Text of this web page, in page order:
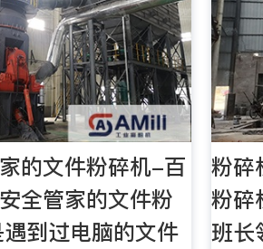
的文件粉碎机-百
全管家的文件粉
到过电脑的文件
粉碎
粉碎
班长